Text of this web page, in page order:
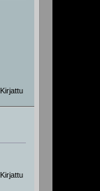
Kirjattu
Kirjattu